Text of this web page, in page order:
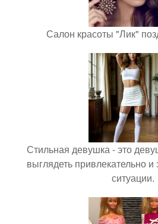
Салон красоты "Лик"
Стильная девушка - это
выглядеть привлекательно
ситуации.